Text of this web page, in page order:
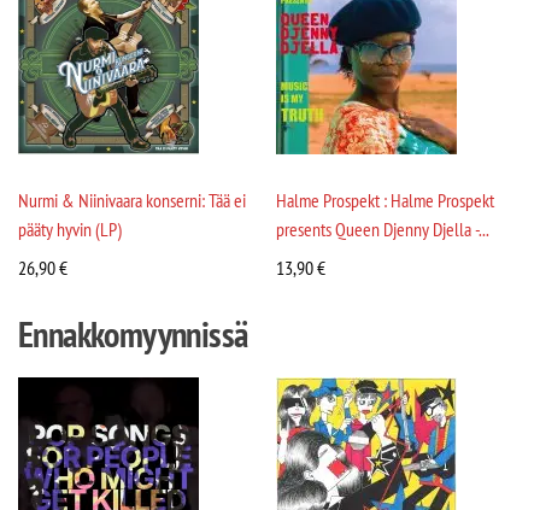
Nurmi & Niinivaara konserni: Tää ei
pääty hyvin (LP)
26,90€
Halme Prospekt : Halme Prospekt
presents Queen Djenny Djella -...
13,90€
Ennakkomyynnissä